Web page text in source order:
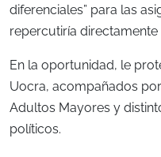
diferenciales” para las
repercutiría
En la oportunidad, le
Uocra, acompañados
Adultos Mayores y
políticos.